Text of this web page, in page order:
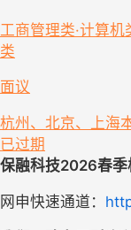
工商管理类·计算机
类
面议
杭州、北京、上海
已过期
保融科技2026春季
网申快速通道：